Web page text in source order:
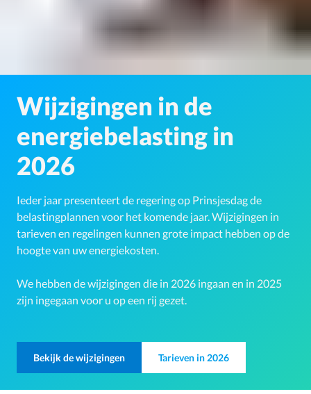
Wijzigingen in de
energiebelasting in
2026
Ieder jaar presenteert de regering op Prinsjesdag de
belastingplannen voor het komende jaar. Wijzigingen in
tarieven en regelingen kunnen grote impact hebben op de
hoogte van uw energiekosten.
We hebben de wijzigingen die in 2026 ingaan en in 2025
zijn ingegaan voor u op een rij gezet.
Bekijk de wijzigingen Tarieven in 2026